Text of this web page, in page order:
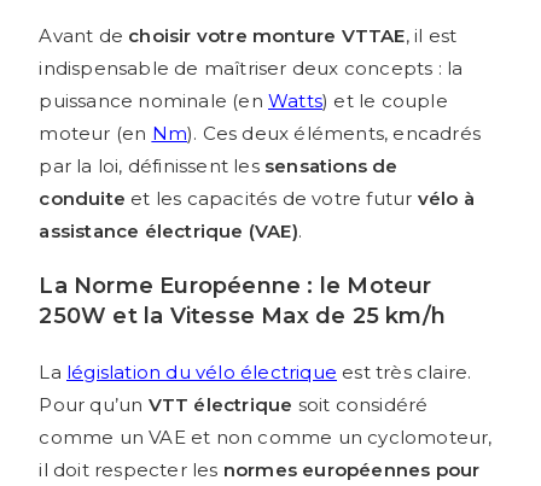
Avant de choisir votre monture VTTAE, il est
indispensable de maîtriser deux concepts : la
puissance nominale (enWatts) et le couple
moteur (en Nm). Ces deux éléments, encadrés
par la loi, définissent les sensations de
conduite et les capacités de votre futur vélo à
assistance électrique (VAE).
La Norme Européenne : le Moteur
250W et la Vitesse Max de 25 km/h
La législation du vélo électrique est très claire.
Pour qu’un VTT électrique soit considéré
comme un VAE et non comme un cyclomoteur,
il doit respecter les normes européennes pour